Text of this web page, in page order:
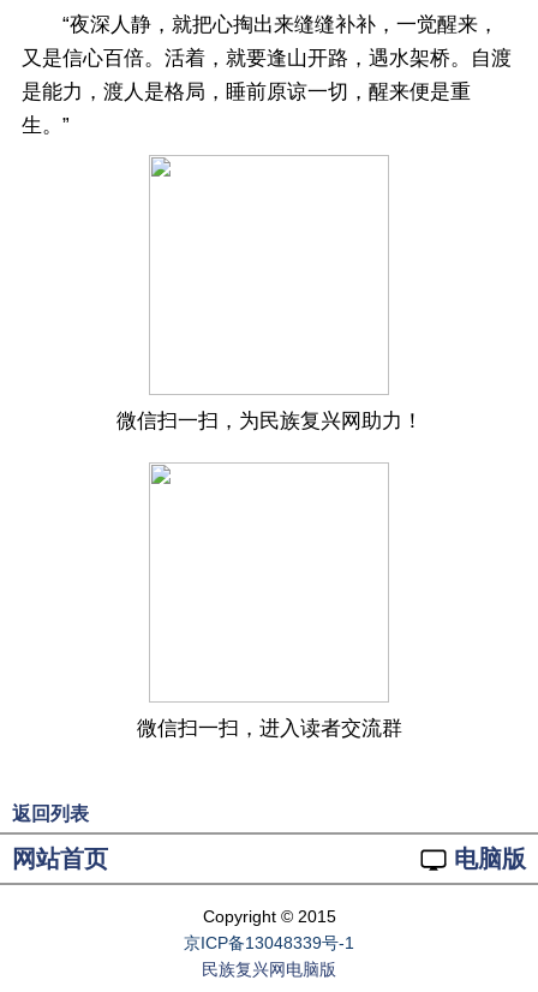
“夜深人静，就把心掏出来缝缝补补，一觉醒来，
又是信心百倍。活着，就要逢山开路，遇水架桥。自渡
是能力，渡人是格局，睡前原谅一切，醒来便是重
生。”
微信扫一扫，为民族复兴网助力！
微信扫一扫，进入读者交流群
返回列表
网站首页 电脑版
Copyright © 2015
京ICP备13048339号-1
民族复兴网电脑版